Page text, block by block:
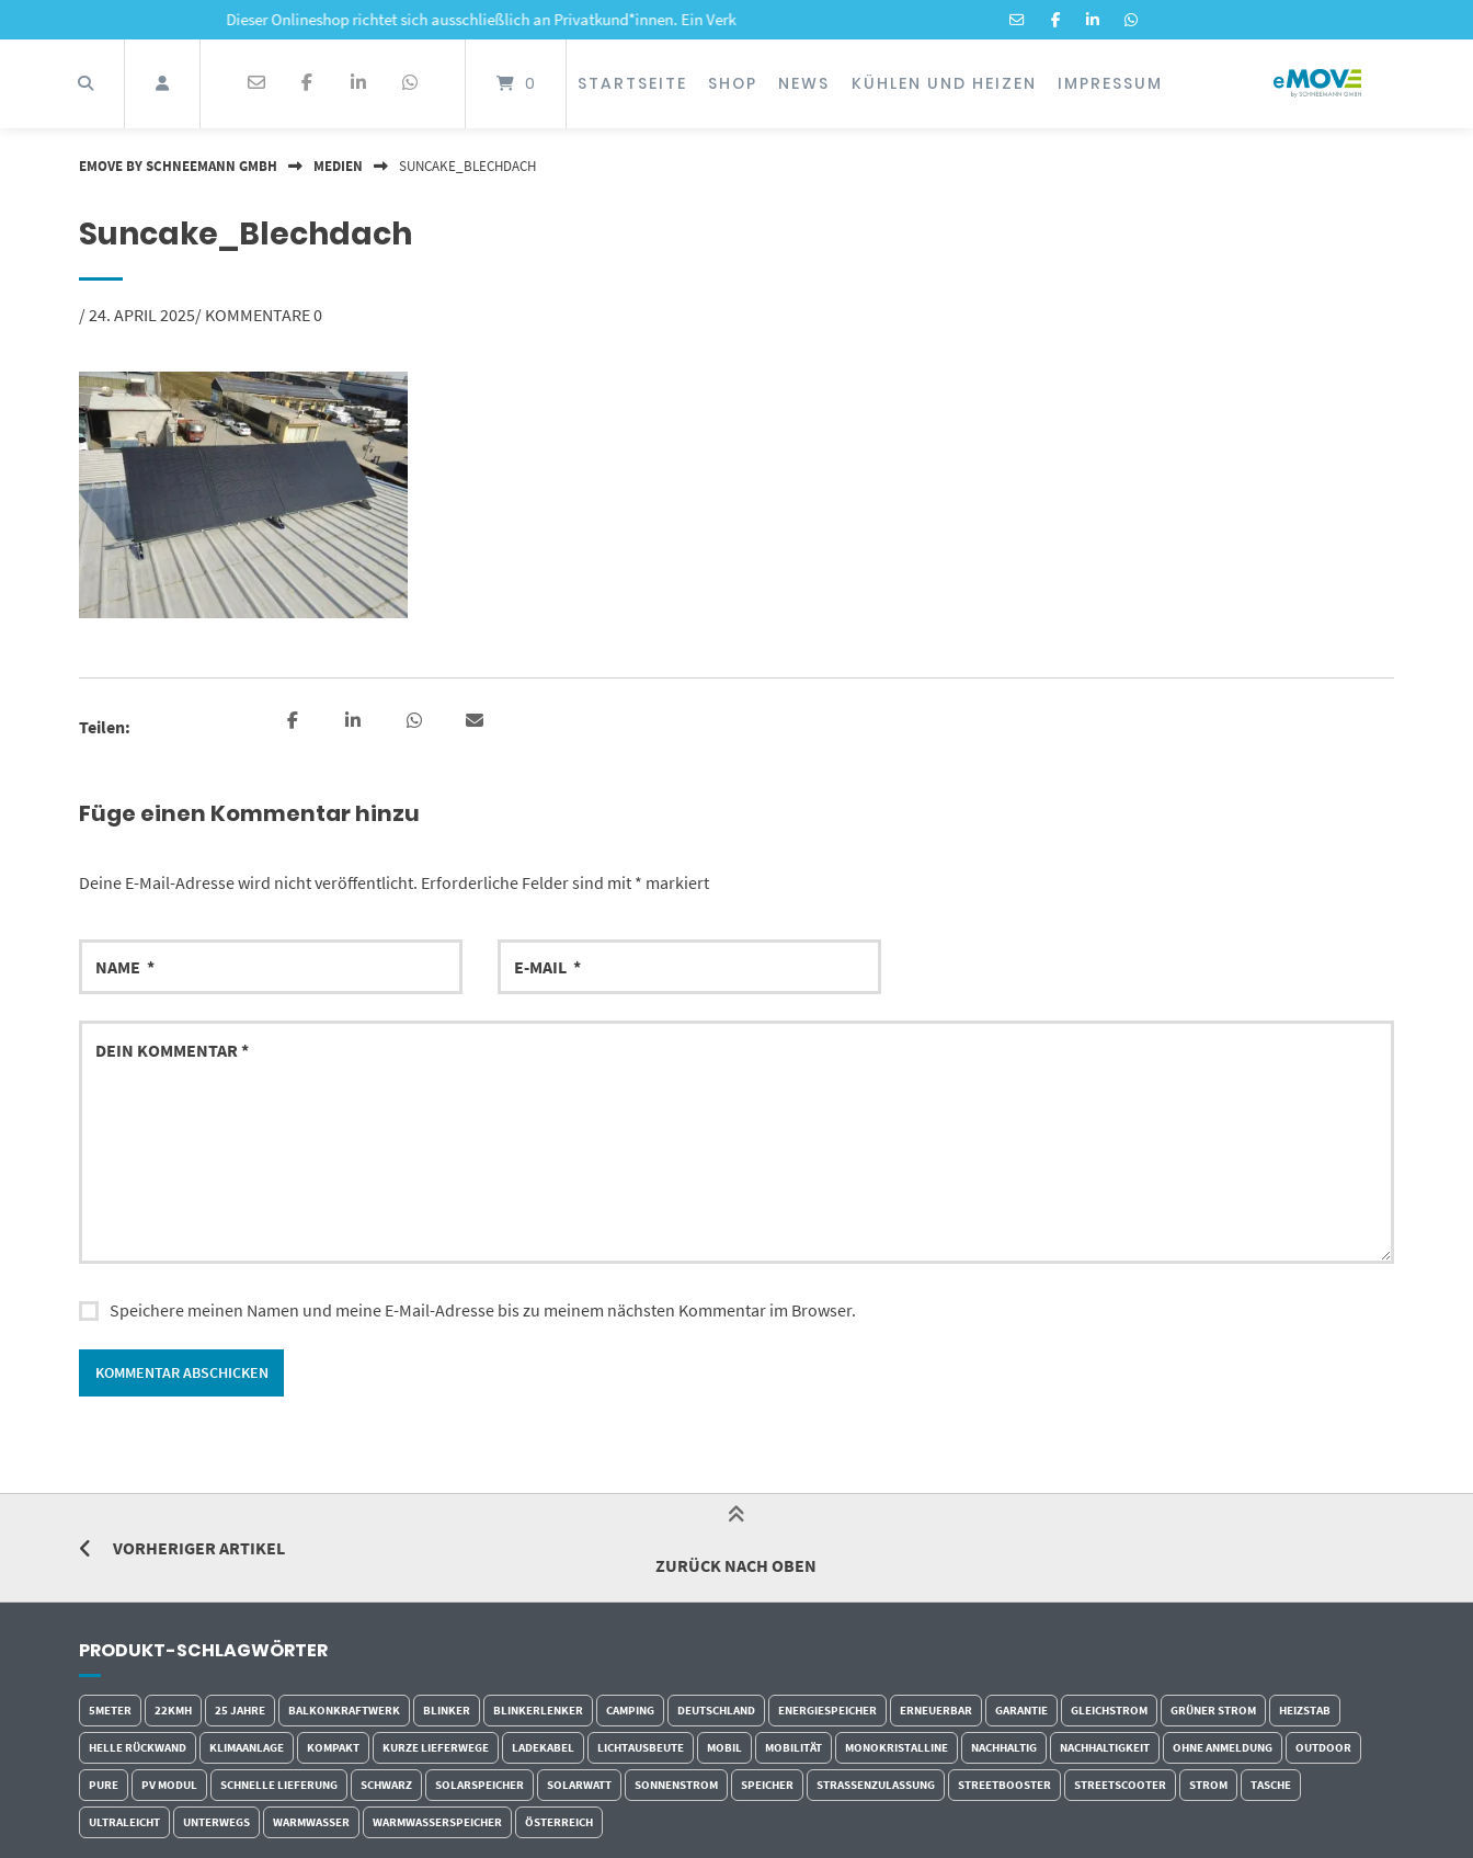
zum
Dieser Onlineshop richtet sich ausschließlich an Privatkund*innen. Ein Verkauf an gewerbliche Kunden ist ausgeschlossen. Sämtliche solare Produkte sind bereits mit 0% MwSt. berechnet.
0 STARTSEITE SHOP NEWS KÜHLEN UND HEIZEN IMPRESSUM
EMOVE BY SCHNEEMANN GMBH MEDIEN SUNCAKE_BLECHDACH
Suncake_Blechdach
VON
/24. APRIL 2025/ KOMMENTARE 0
Teilen:
Füge einen Kommentar hinzu
Deine E-Mail-Adresse wird nicht veröffentlicht. Erforderliche Felder sind mit * markiert
Speichere meinen Namen und meine E-Mail-Adresse bis zu meinem nächsten Kommentar im Browser.
VORHERIGER ARTIKEL
ZURÜCK NACH OBEN
PRODUKT-SCHLAGWÖRTER
5METER 22KMH 25 JAHRE BALKONKRAFTWERK BLINKER BLINKERLENKER CAMPING DEUTSCHLAND ENERGIESPEICHER ERNEUERBAR GARANTIE GLEICHSTROM GRÜNER STROM HEIZSTAB
HELLE RÜCKWAND KLIMAANLAGE KOMPAKT KURZE LIEFERWEGE LADEKABEL LICHTAUSBEUTE MOBIL MOBILITÄT MONOKRISTALLINE NACHHALTIG NACHHALTIGKEIT OHNE ANMELDUNG OUTDOOR
PURE PV MODUL SCHNELLE LIEFERUNG SCHWARZ SOLARSPEICHER SOLARWATT SONNENSTROM SPEICHER STRASSENZULASSUNG STREETBOOSTER STREETSCOOTER STROM TASCHE
ULTRALEICHT UNTERWEGS WARMWASSER WARMWASSERSPEICHER ÖSTERREICH